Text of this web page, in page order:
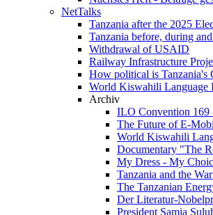
NetTalks
Tanzania after the 2025
Tanzania before, during
Withdrawal of USAID
Railway Infrastructure
How political is Tanzania's
World Kiswahili Language
Archiv
ILO Convention 169
The Future of E-
World Kiswahili
Documentary "The
My Dress - My
Tanzania and the
The Tanzanian
Der Literatur-
President Samia